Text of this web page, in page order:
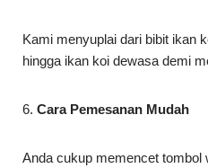
Kami menyuplai dari bibit ikan
hingga ikan koi dewasa demi
6. Cara Pemesanan Mudah
Anda cukup memencet tombol